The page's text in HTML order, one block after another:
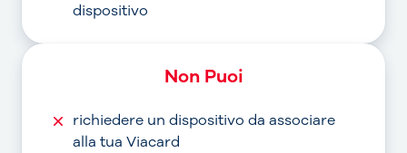
dispositivo
Non Puoi
richiedere un dispositivo da associare
alla tua Viacard